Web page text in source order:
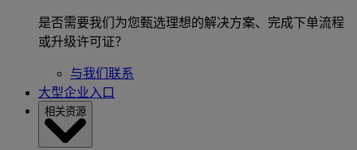
是否需要我们为您甄选理想的解决方案、完成下单流程
或升级许可证？
与我们联系
大型企业入口
相关资源